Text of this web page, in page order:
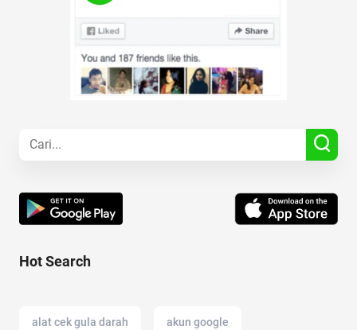
Hot Search
alat cek gula darah akun google